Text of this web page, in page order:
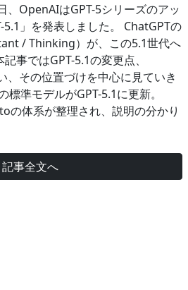
、OpenAIはGPT-5シリーズのアッ
」を発表しました。 ChatGPTの
/ Thinking）が、この5.1世代へ
事ではGPT-5.1の変更点、
その位置づけを中心に見ていき
標準モデルがGPT-5.1に更新。
体系が整理され、説明の分かり
記事全文へ